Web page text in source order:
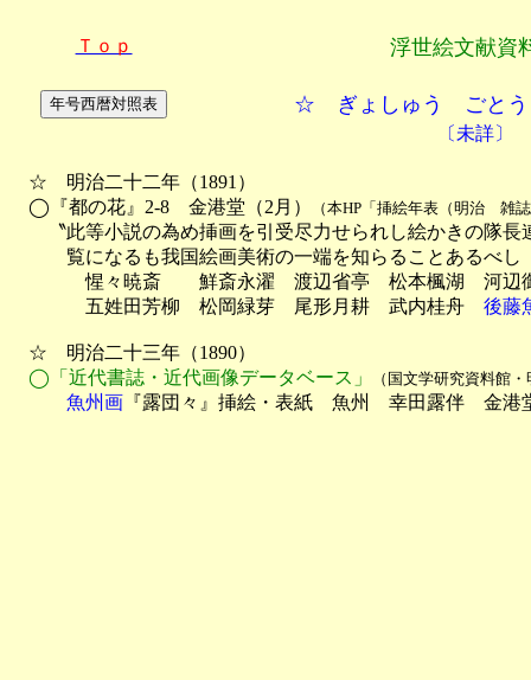
Ｔｏｐ 浮世絵文献資
☆ ぎょしゅう ごと
〔未詳〕
☆　明治二十二年（1891）
◯『都の花』2-8　金港堂（2月）
（本HP「挿絵年表（明治　雑
〝此等小説の為め挿画を引受尽力せられし絵かきの隊長
覧になるも我国絵画美術の一端を知らることあるべし
惺々暁斎　　鮮斎永濯　渡辺省亭　松本楓湖　河辺御
五姓田芳柳　松岡緑芽　尾形月耕　武内桂舟 後藤
☆　明治二十三年（1890）
◯「近代書誌・近代画像データベース」
（国文学研究資料館
魚州画